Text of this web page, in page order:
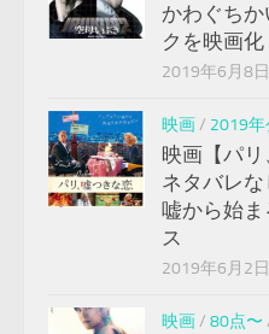
かわぐち
クを映画化
2019年6月8日
映画/ 2019年
映画【パリ
ネタバレ
嘘から始
ス
2019年6月2日
映画/ 80点〜